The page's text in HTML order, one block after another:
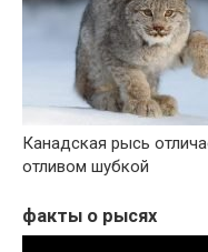
Канадская рысь
отливом шубкой
факты о рысях